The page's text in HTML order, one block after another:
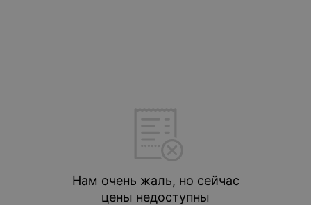
Нам очень жаль, но сейчас
цены недоступны